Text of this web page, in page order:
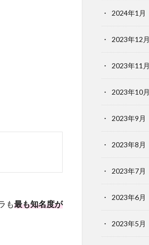
も最も知名度が
2024年1月
2023年12月
2023年11月
2023年10月
2023年9月
2023年8月
2023年7月
2023年6月
2023年5月